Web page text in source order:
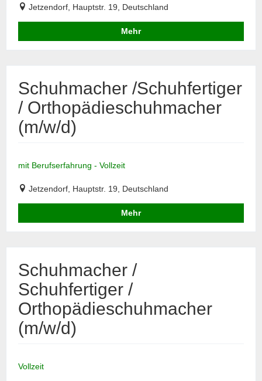
Jetzendorf, Hauptstr. 19, Deutschland
Mehr
Schuhmacher /Schuhfertiger
/ Orthopädieschuhmacher
(m/w/d)
mit Berufserfahrung - Vollzeit
Jetzendorf, Hauptstr. 19, Deutschland
Mehr
Schuhmacher /
Schuhfertiger /
Orthopädieschuhmacher
(m/w/d)
Vollzeit